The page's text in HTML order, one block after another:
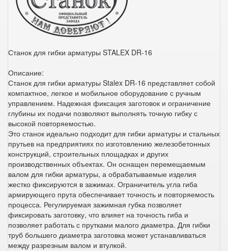
Станок для гибки арматуры STALEX DR-16
Описание:
Станок для гибки арматуры Stalex DR-16 представляет собой
компактное, легкое и мобильное оборудование с ручным
управлением. Надежная фиксация заготовок и ограничение
глубины их подачи позволяют выполнять точную гибку с
высокой повторяемостью.
Это станок идеально подходит для гибки арматуры и стальных
прутьев на предприятиях по изготовлению железобетонных
конструкций, строительных площадках и других
производственных объектах. Он оснащен перемещаемым
валом для гибки арматуры, а обрабатываемые изделия
жестко фиксируются в зажимах. Ограничитель угла гиба
армирующего прута обеспечивает точность и повторяемость
процесса. Регулируемая зажимная губка позволяет
фиксировать заготовку, что влияет на точность гиба и
позволяет работать с прутками малого диаметра. Для гибки
труб большего диаметра заготовка может устанавливаться
между разрезным валом и втулкой.